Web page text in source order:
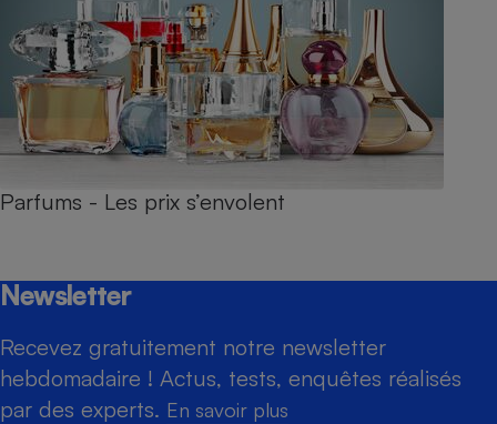
Parfums - Les prix s’envolent
Newsletter
Recevez gratuitement notre newsletter
hebdomadaire ! Actus, tests, enquêtes réalisés
par des experts. En savoir plus